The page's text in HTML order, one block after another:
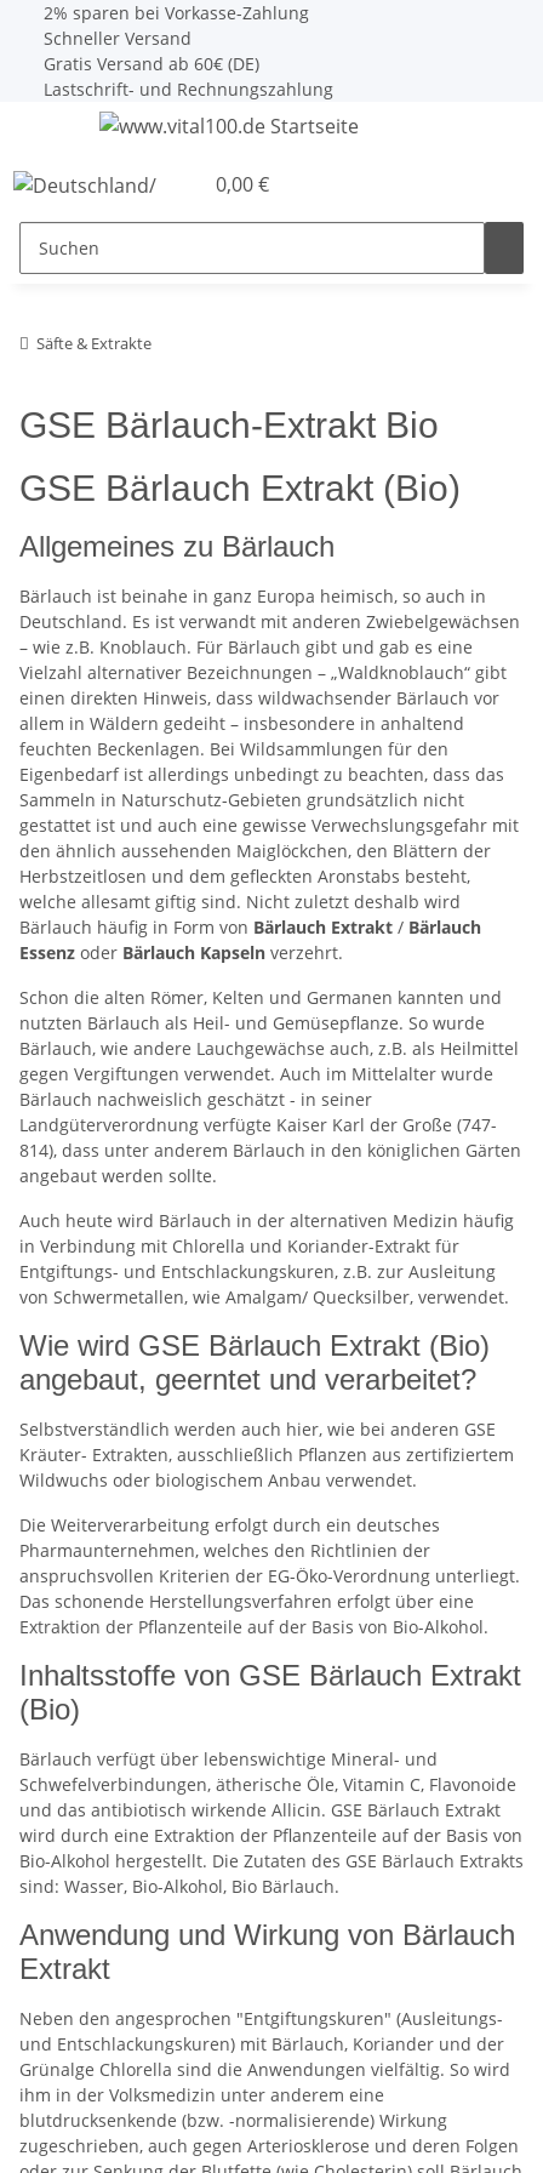
2% sparen bei Vorkasse-Zahlung
Schneller Versand
Gratis Versand ab 60€ (DE)
Lastschrift- und Rechnungszahlung
0,00 €
Säfte & Extrakte
GSE Bärlauch-Extrakt Bio
GSE Bärlauch Extrakt (Bio)
Allgemeines zu Bärlauch
Bärlauch ist beinahe in ganz Europa heimisch, so auch in
Deutschland. Es ist verwandt mit anderen Zwiebelgewächsen
– wie z.B. Knoblauch. Für Bärlauch gibt und gab es eine
Vielzahl alternativer Bezeichnungen – „Waldknoblauch“ gibt
einen direkten Hinweis, dass wildwachsender Bärlauch vor
allem in Wäldern gedeiht – insbesondere in anhaltend
feuchten Beckenlagen. Bei Wildsammlungen für den
Eigenbedarf ist allerdings unbedingt zu beachten, dass das
Sammeln in Naturschutz-Gebieten grundsätzlich nicht
gestattet ist und auch eine gewisse Verwechslungsgefahr mit
den ähnlich aussehenden Maiglöckchen, den Blättern der
Herbstzeitlosen und dem gefleckten Aronstabs besteht,
welche allesamt giftig sind. Nicht zuletzt deshalb wird
Bärlauch häufig in Form von Bärlauch Extrakt / Bärlauch
Essenz oder Bärlauch Kapseln verzehrt.
Schon die alten Römer, Kelten und Germanen kannten und
nutzten Bärlauch als Heil- und Gemüsepflanze. So wurde
Bärlauch, wie andere Lauchgewächse auch, z.B. als Heilmittel
gegen Vergiftungen verwendet. Auch im Mittelalter wurde
Bärlauch nachweislich geschätzt - in seiner
Landgüterverordnung verfügte Kaiser Karl der Große (747-
814), dass unter anderem Bärlauch in den königlichen Gärten
angebaut werden sollte.
Auch heute wird Bärlauch in der alternativen Medizin häufig
in Verbindung mit Chlorella und Koriander-Extrakt für
Entgiftungs- und Entschlackungskuren, z.B. zur Ausleitung
von Schwermetallen, wie Amalgam/ Quecksilber, verwendet.
Wie wird GSE Bärlauch Extrakt (Bio)
angebaut, geerntet und verarbeitet?
Selbstverständlich werden auch hier, wie bei anderen GSE
Kräuter- Extrakten, ausschließlich Pflanzen aus zertifiziertem
Wildwuchs oder biologischem Anbau verwendet.
Die Weiterverarbeitung erfolgt durch ein deutsches
Pharmaunternehmen, welches den Richtlinien der
anspruchsvollen Kriterien der EG-Öko-Verordnung unterliegt.
Das schonende Herstellungsverfahren erfolgt über eine
Extraktion der Pflanzenteile auf der Basis von Bio-Alkohol.
Inhaltsstoffe von GSE Bärlauch Extrakt
(Bio)
Bärlauch verfügt über lebenswichtige Mineral- und
Schwefelverbindungen, ätherische Öle, Vitamin C, Flavonoide
und das antibiotisch wirkende Allicin. GSE Bärlauch Extrakt
wird durch eine Extraktion der Pflanzenteile auf der Basis von
Bio-Alkohol hergestellt. Die Zutaten des GSE Bärlauch Extrakts
sind: Wasser, Bio-Alkohol, Bio Bärlauch.
Anwendung und Wirkung von Bärlauch
Extrakt
Neben den angesprochen "Entgiftungskuren" (Ausleitungs-
und Entschlackungskuren) mit Bärlauch, Koriander und der
Grünalge Chlorella sind die Anwendungen vielfältig. So wird
ihm in der Volksmedizin unter anderem eine
blutdrucksenkende (bzw. -normalisierende) Wirkung
zugeschrieben, auch gegen Arteriosklerose und deren Folgen